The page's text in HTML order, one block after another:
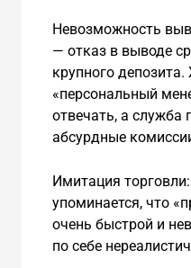
Невозможность
— отказ в выводе
крупного
«персональный
отвечать, а служба
абсурдные
Имитация
упоминается, что
очень быстрой и
по себе